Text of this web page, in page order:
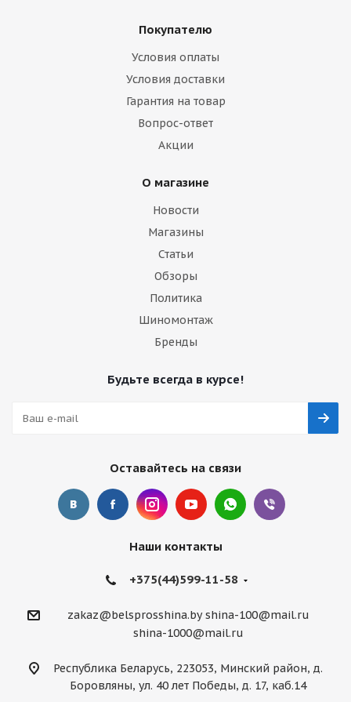
Покупателю
Условия оплаты
Условия доставки
Гарантия на товар
Вопрос-ответ
Акции
О магазине
Новости
Магазины
Статьи
Обзоры
Политика
Шиномонтаж
Бренды
Будьте всегда в курсе!
Оставайтесь на связи
Наши контакты
+375(44)599-11-58
zakaz@belsprosshina.by shina-100@mail.ru
shina-1000@mail.ru
Республика Беларусь, 223053, Минский район, д.
Боровляны, ул. 40 лет Победы, д. 17, каб.14